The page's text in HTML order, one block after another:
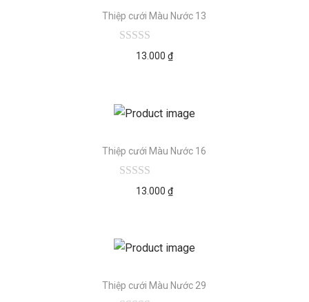
Thiệp cưới Màu Nước 13
13.000 ₫
Thiệp cưới Màu Nước 16
13.000 ₫
Thiệp cưới Màu Nước 29